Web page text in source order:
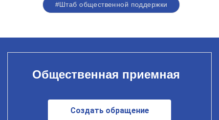
#Штаб общественной поддержки
Общественная приемная
Создать обращение